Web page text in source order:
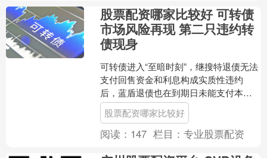
股票配资哪家比较好 可转债
市场风险再现 第二只违约转
债现身
可转债进入“至暗时刻”，继搜特退债无法
支付回售资金和利息构成实质性违约
后，蓝盾退债也在到期日未能支付本
息，成为转债史上第二只违约的转债。8
月14日，蓝盾退债公告....
股票配资哪家比较好
阅读： 147 栏目：专业股票配资